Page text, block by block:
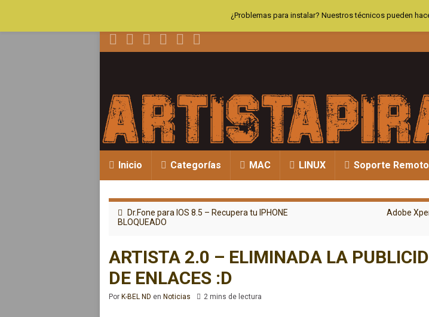
Inicio Categorías MAC LINUX Soporte Remoto
Dr.Fone para IOS 8.5 – Recupera tu IPHONE
BLOQUEADO
Adobe
ARTISTA 2.0 – ELIMINADA LA
DE ENLACES :D
Por K-BEL ND en Noticias 2 mins de lectura
¿Problemas para instalar? Nuestros técnicos pueden